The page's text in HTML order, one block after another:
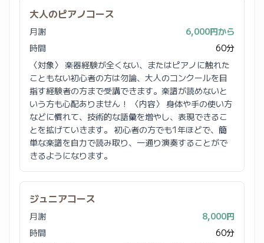
大人のピアノコース
月謝
6,000円から
時間
60分
〈対象〉 楽器経験が全くない、またはピアノに触れた
こともない初心者の方は勿論、大人のコンクールを目
指す経験者の方まで受講できます。楽譜が読めないと
いう方も心配ありません！ 〈内容〉 身体や手の使い方
などに慣れて、技術的な語彙を増やし、表現できるこ
とを拡げていきます。 初心者の方でも1年ほどで、簡
単な楽譜を自力で読み取り、一通り演奏することがで
きるようになります。
ジュニアコース
月謝
8,000円
時間
60分